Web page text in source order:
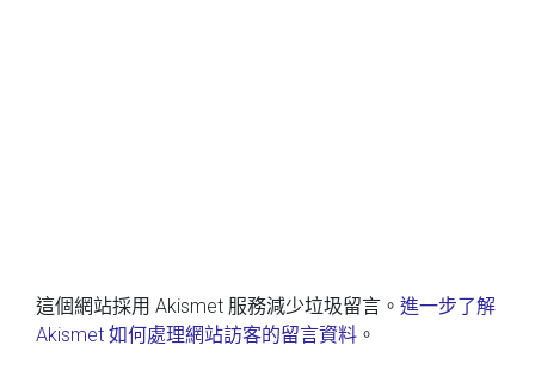
這個網站採用 Akismet 服務減少垃圾留言。 進一步了解
Akismet 如何處理網站訪客的留言資料 。